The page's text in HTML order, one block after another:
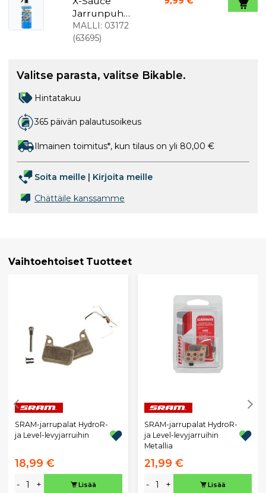
Jarrunpuhd
istaja 900
ml Suihke
MALLI: 03172
(63695)
Valitse parasta, valitse Bikable.
Hintatakuu
365 päivän palautusoikeus
Ilmainen toimitus*, kun tilaus on yli 80,00 €
Soita meille | Kirjoita meille
Chättäile kanssamme
Vaihtoehtoiset Tuotteet
SRAM-jarrupalat HydroR-
ja Level-levyjarruihin
18,99 €
- + Lisää
SRAM-jarrupalat HydroR-
ja Level-levyjarruihin
Metallia
21,99 €
- + Lisää